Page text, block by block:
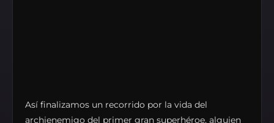
Así finalizamos un recorrido por la vida del
archienemigo del primer gran superhéroe, alguien